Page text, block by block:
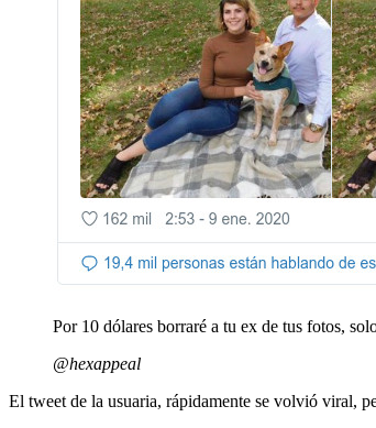
Por 10 dólares borraré a tu ex de tus fotos,
@hexappeal
El tweet de la usuaria, rápidamente se volvió viral,